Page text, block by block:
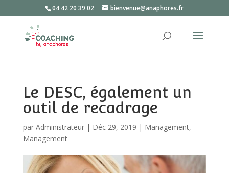
04 42 20 39 02 bienvenue@anaphores.fr
Le DESC, également un
outil de recadrage
par Administrateur| Déc 29, 2019 | Management,
Management